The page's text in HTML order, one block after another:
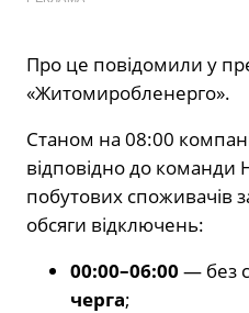
Про це повідомили у
«Житомиробленерго».
Станом на 08:00
відповідно до команди
побутових споживачів
обсяги відключень:
00:00–06:00 — без
черга;